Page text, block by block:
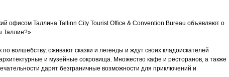
офисом Таллина Tallinn City Tourist Office & Convention Bureau объявляют о
Таллин?».
по волшебству, оживают сказки и легенды и ждут своих кладоискателей
и музейные сокровища. Множество кафе и ресторанов, а также
дарят безграничные возможности для приключений и